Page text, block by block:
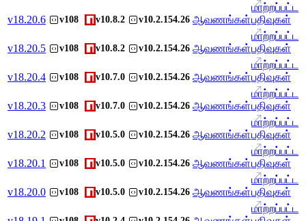
v18.20.6 v108 v10.8.2 v10.2.154.26 ஆவணங்கள்
மாற்றப்பட்ட
பதிவுகள்
v18.20.5 v108 v10.8.2 v10.2.154.26 ஆவணங்கள்
மாற்றப்பட்ட
பதிவுகள்
v18.20.4 v108 v10.7.0 v10.2.154.26 ஆவணங்கள்
மாற்றப்பட்ட
பதிவுகள்
v18.20.3 v108 v10.7.0 v10.2.154.26 ஆவணங்கள்
மாற்றப்பட்ட
பதிவுகள்
v18.20.2 v108 v10.5.0 v10.2.154.26 ஆவணங்கள்
மாற்றப்பட்ட
பதிவுகள்
v18.20.1 v108 v10.5.0 v10.2.154.26 ஆவணங்கள்
மாற்றப்பட்ட
பதிவுகள்
v18.20.0 v108 v10.5.0 v10.2.154.26 ஆவணங்கள்
மாற்றப்பட்ட
பதிவுகள்
மாற்றப்பட்ட